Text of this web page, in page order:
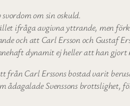
om sin oskuld.
ifråga avgivna yttrande, men
och att Carl Ersson och Gustaf
dynamit ej heller att han gjort
från Carl Erssons bostad varit
Svenssons brottslighet,